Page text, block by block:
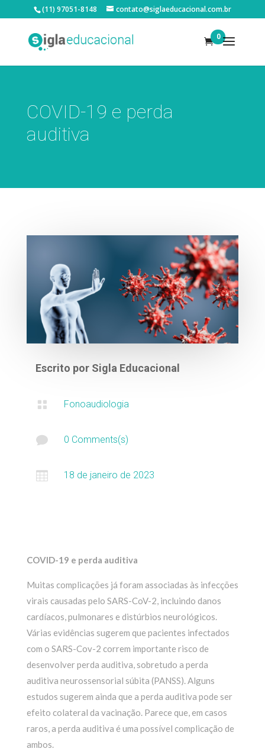
(11) 97051-8148 contato@siglaeducacional.com.br
0
COVID-19 e perda
auditiva
Escrito por Sigla Educacional
 Fonoaudiologia
 0 Comments(s)
 18 de janeiro de 2023
COVID-19 e perda auditiva
Muitas complicações já foram associadas às infecções
virais causadas pelo SARS-CoV-2, incluindo danos
cardíacos, pulmonares e distúrbios neurológicos.
Várias evidências sugerem que pacientes infectados
com o SARS-Cov-2 correm importante risco de
desenvolver perda auditiva, sobretudo a perda
auditiva neurossensorial súbita (PANSS). Alguns
estudos sugerem ainda que a perda auditiva pode ser
efeito colateral da vacinação. Parece que, em casos
raros, a perda auditiva é uma possível complicação de
ambos.